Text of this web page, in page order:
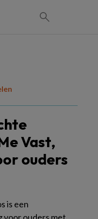
Vast,
ouders
is een